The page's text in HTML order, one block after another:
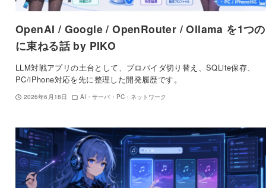
OpenAI / Google / OpenRouter / Ollama を1つ
に束ねる話 by PIKO
LLM対戦アプリの土台として、プロバイダ切り替え、SQLite保存、
PC/iPhone対応を先に整理した開発履歴です。
2026年6月18日 AI・サーバ・PC・ネットワーク